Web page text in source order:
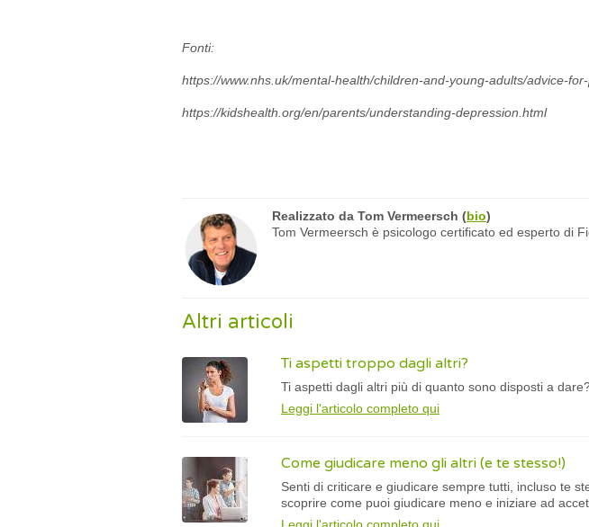
Fonti:
https://www.nhs.uk/mental-health/children-and-young-adults/advice-
https://kidshealth.org/en/parents/understanding-depression.html
Realizzato da Tom Vermeersch (bio)
Tom Vermeersch è psicologo certificato ed esperto di
Altri articoli
Ti aspetti troppo dagli altri?
Ti aspetti dagli altri più di quanto sono disposti a
Leggi l'articolo completo qui
Come giudicare meno gli altri (e te stesso!)
Senti di criticare e giudicare sempre tutti, incluso te
scoprire come puoi giudicare meno e iniziare ad